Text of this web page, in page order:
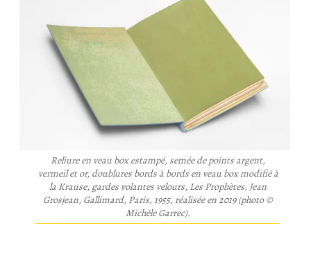
Reliure en veau box estampé, semée de points argent,
vermeil et or, doublures bords à bords en veau box modifié à
la Krause, gardes volantes velours, Les Prophètes, Jean
Grosjean, Gallimard, Paris, 1955, réalisée en 2019 (photo ©
Michèle Garrec).